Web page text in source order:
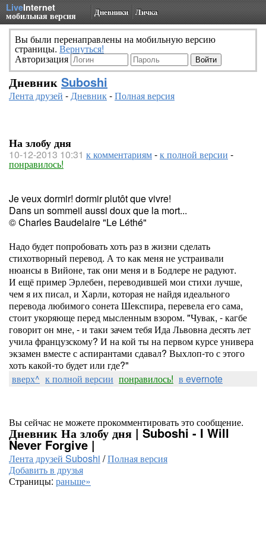
LiveInternet
мобильная версия Дневники Личка
Вы были перенаправлены на мобильную версию
страницы. Вернуться!
Авторизация
Дневник Suboshi
Лента друзей -Дневник-Полная версия
На злобу дня
10-12-2013 10:31 к комментариям-к полной версии -
понравилось!
Je veux dormir! dormir plutôt que vivre!
Dans un sommeil aussi doux que la mort...
© Charles Baudelaire "Le Léthé"
Надо будет попробовать хоть раз в жизни сделать
стихотворный перевод. А то как меня не устраивали
нюансы в Вийоне, так они меня и в Бодлере не радуют.
И ещё пример Эрлебен, переводившей мои стихи лучше,
чем я их писал, и Харли, которая не найдя идеального
перевода любимого сонета Шекспира, перевела его сама,
стоит укоряюще перед мысленным взором. "Чувак, - кагбе
говорит он мне, - и таки зачем тебя Ида Львовна десять лет
учила французскому? И на кой ты на первом курсе универа
экзамен вместе с аспирантами сдавал? Выхлоп-то с этого
хоть какой-то будет или где?"
вверх^ к полной версии понравилось! в evernote
Вы сейчас не можете прокомментировать это сообщение.
Дневник На злобу дня | Suboshi - I Will
Never Forgive |
Лента друзей Suboshi /Полная версия
Добавить в друзья
Страницы: раньше»